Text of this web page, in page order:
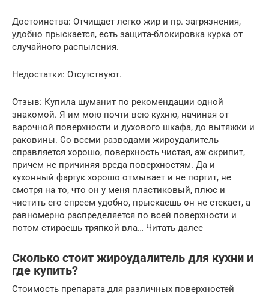
Достоинства: Отчищает легко жир и пр. загрязнения,
удобно прыскается, есть защита-блокировка курка от
случайного распыления.
Недостатки: Отсутствуют.
Отзыв: Купила шуманит по рекомендации одной
знакомой. Я им мою почти всю кухню, начиная от
варочной поверхности и духового шкафа, до вытяжки и
раковины. Со всеми разводами жироудалитель
справляется хорошо, поверхность чистая, аж скрипит,
причем не причиняя вреда поверхностям. Да и
кухонный фартук хорошо отмывает и не портит, не
смотря на то, что он у меня пластиковый, плюс и
чистить его спреем удобно, прыскаешь он не стекает, а
равномерно распределяется по всей поверхности и
потом стираешь тряпкой вла… Читать далее
Сколько стоит жироудалитель для кухни и
где купить?
Стоимость препарата для различных поверхностей